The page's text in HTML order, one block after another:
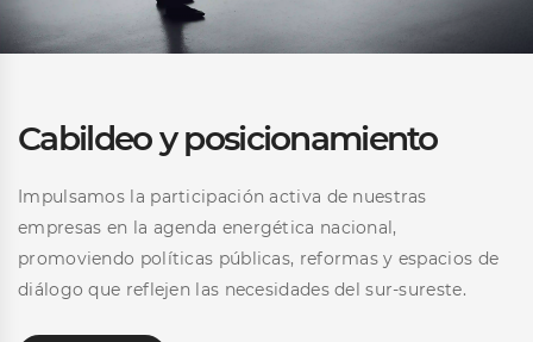
Cabildeo y posicionamiento
Impulsamos la participación activa de nuestras
empresas en la agenda energética nacional,
promoviendo políticas públicas, reformas y espacios de
diálogo que reflejen las necesidades del sur-sureste.